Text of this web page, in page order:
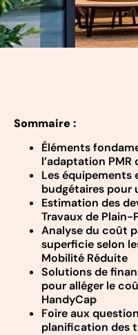
Sommaire :
Éléments
l’adaptation
Les équipements
budgétaires pour
Estimation des
Travaux de Plain-
Analyse du coût
superficie selon
Mobilité Réduite
Solutions de
pour alléger le
HandyCap
Foire aux
planification des